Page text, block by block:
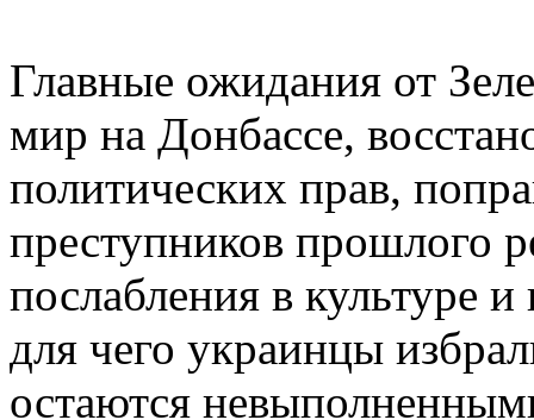
Главные ожидания от
мир на Донбассе,
политических прав,
преступников прошлого
послабления в культуре
для чего украинцы
остаются